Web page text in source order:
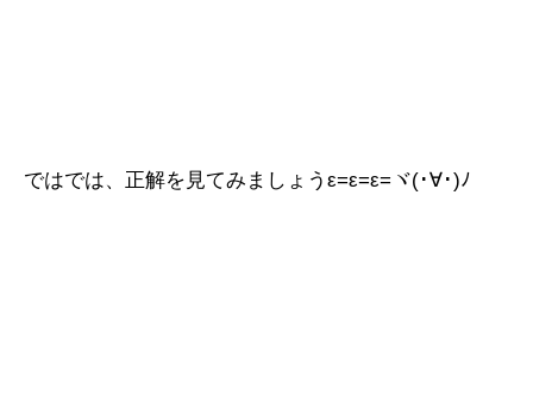
ではでは、正解を見てみましょうε=ε=ε=ヾ(･∀･)ﾉ